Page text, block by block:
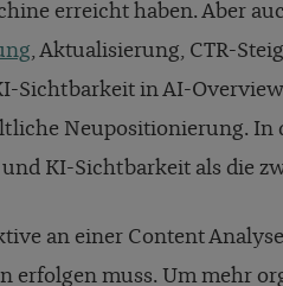
erreicht haben. Aber
, Aktualisierung, CTR-
Sichtbarkeit in AI-
Neupositionierung. In
KI-Sichtbarkeit als die
an einer Content
erfolgen muss. Um mehr